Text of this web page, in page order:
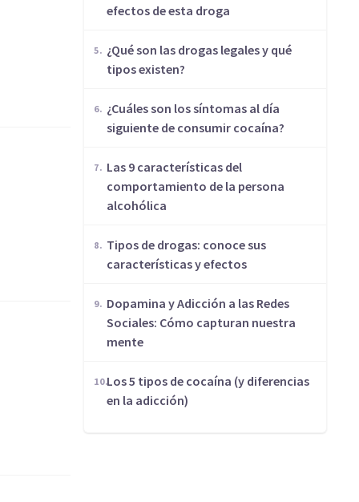
efectos de esta droga
¿Qué son las drogas legales y qué
tipos existen?
¿Cuáles son los síntomas al día
siguiente de consumir cocaína?
Las 9 características del
comportamiento de la persona
alcohólica
Tipos de drogas: conoce sus
características y efectos
Dopamina y Adicción a las Redes
Sociales: Cómo capturan nuestra
mente
Los 5 tipos de cocaína (y diferencias
en la adicción)